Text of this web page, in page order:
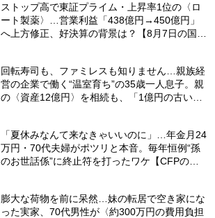
ストップ高で東証プライム・上昇率1位の〈ロ
ート製薬〉…営業利益「438億円→450億円」
へ上方修正、好決算の背景は？【8月7日の国内
回転寿司も、ファミレスも知りません…親族経
営の企業で働く“温室育ち”の35歳一人息子。親
の〈資産12億円〉を相続も、「1億円の古いビ
「夏休みなんて来なきゃいいのに」…年金月24
万円・70代夫婦がポツリと本音。毎年恒例“孫
のお世話係”に終止符を打ったワケ【CFPの助
膨大な荷物を前に呆然…妹の転居で空き家にな
った実家、70代男性が〈約300万円の費用負担